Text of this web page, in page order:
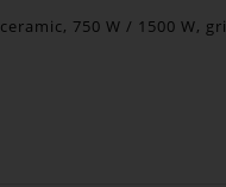
750 W / 1500 W, gri